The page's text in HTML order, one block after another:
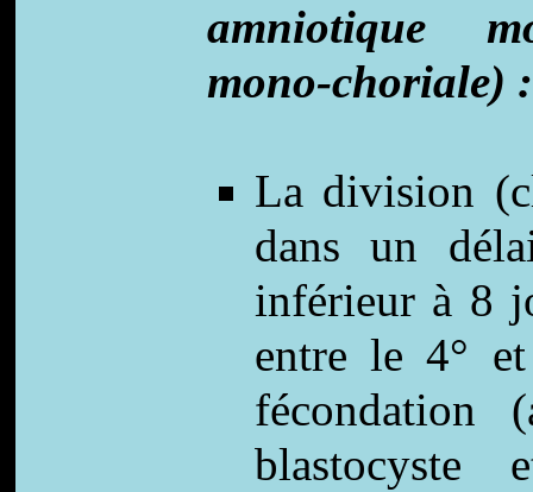
amniotique
mono-choriale) :
La division
dans un
inférieur à 8
entre le 4°
fécondation